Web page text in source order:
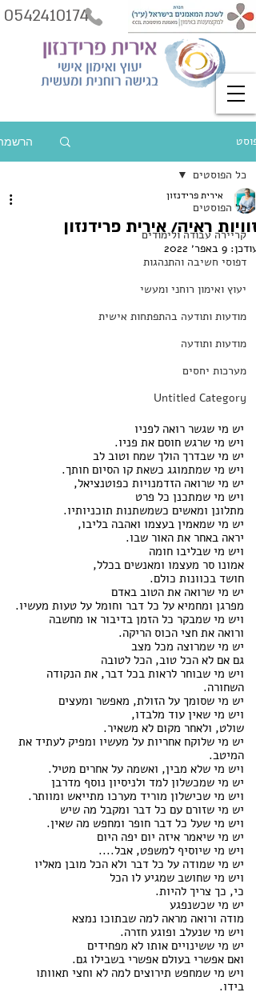
0542410174
פוסט
כל הפוסטים
קריירה עבודה ולימודים
דפוסי חשיבה והתנהגות
יעוץ ואימון רוחני ומעשי
מודעות ותודעה בהתפתחות אישית
מודעות ותודעה
מערכות יחסים
Untitled Category
כל הפוסטים
זוויות ראיה/ אירית פרידנזון
אירית פרידנזון
עודכן: 9 באפר׳ 2022
יש מי שגשר רואה לפניו
ויש מי שרגש חוסם את פניו.
יש מי שבדרך הולך שמח וטוב לב
ויש מי שמתמוגג כשאת קו הסיום חותך.
יש מי שרואה הזדמנויות כפוטנציאל,
ויש מי שמתכנן כל פרט
מתלונן ומאשים כשמשתנות תוכניותיו.
יש מי שמאמין בעצמו ואהבה בליבו,
יראה באחר את האור שבו.
ויש מי שבליבו חומה
אמונו סר מעצמו ומאנשים בכלל,
חושד בכוונות כולם.
יש מי שרואה את הטוב באדם
מפרגן ומחמיא על כל דבר וחומל על טעות מעשיו.
ויש מי שמבקר כל הזמן בדיבור או מחשבה
ורואה את חצי הכוס הריקה.
יש מי שמרוצה מכל מצב
גם אם לא הכל טוב, הכל לטובה
ויש מי שבוחר לראות בכל דבר, את הנקודה
השחורה.
יש מי שסומך על הזולת, מאפשר ומעצים
ויש מי שאין עוד מלבדו,
שולט, ולאחר מקום לא משאיר.
יש מי שלוקח אחריות על מעשיו ומפיק לעתיד את
המיטב.
ויש מי שלא מבין, ואשמה על אחרים מטיל.
יש מי שמכשלון למד ולניסיון נוסף מדרבן
ויש מי שכישלון מוריד מערכו מתייאש ומוותר.
יש מי שזורם עם כל דבר ומקבל מה שיש
ויש מי שעל כל דבר חופר ומחפש מה שאין.
יש מי שיאמר איזה יום יפה היום
ויש מי שיוסיף למשפט, אבל....
יש מי שמודה על כל דבר ולא הכל מובן מאליו
ויש מי שחושב שמגיע לו הכל
כי, כך צריך להיות.
יש מי שכשנפגע
מודה ורואה מראה למה שבתוכו נמצא
ויש מי שנעלב ופוגע חזרה.
יש מי ששינויים אותו לא מפחידים
ואם אפשרי בעולם אפשרי בשבילו גם.
ויש מי שמחפש תירוצים למה לא וחצי תאוותו
בידו.